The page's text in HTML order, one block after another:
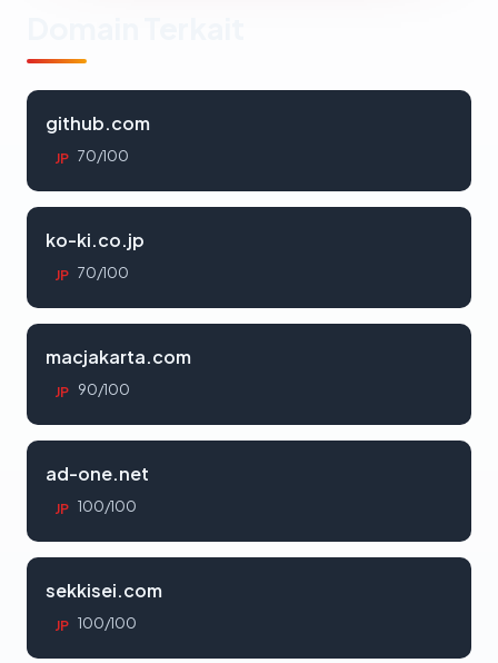
github.com
JP 70/100
ko-ki.co.jp
JP 70/100
macjakarta.com
JP 90/100
ad-one.net
JP 100/100
sekkisei.com
JP 100/100